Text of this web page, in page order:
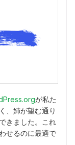
が私た
、姉が望む通り
きました。これ
せるのに最適で